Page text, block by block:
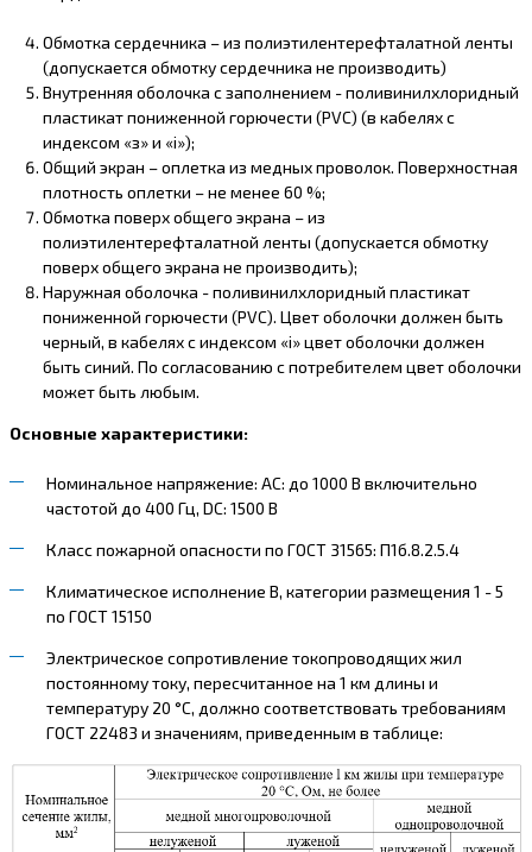
Обмотка сердечника – из полиэтилентерефталатной ленты
(допускается обмотку сердечника не производить)
Внутренняя оболочка с заполнением - поливинилхлоридный
пластикат пониженной горючести (PVC) (в кабелях с
индексом «з» и «i»);
Общий экран – оплетка из медных проволок. Поверхностная
плотность оплетки – не менее 60 %;
Обмотка поверх общего экрана – из
полиэтилентерефталатной ленты (допускается обмотку
поверх общего экрана не производить);
Наружная оболочка - поливинилхлоридный пластикат
пониженной горючести (PVC). Цвет оболочки должен быть
черный, в кабелях с индексом «i» цвет оболочки должен
быть синий. По согласованию с потребителем цвет оболочки
может быть любым.
Основные характеристики:
Номинальное напряжение: AC: до 1000 В включительно
частотой до 400 Гц, DC: 1500 В
Класс пожарной опасности по ГОСТ 31565: П1б.8.2.5.4
Климатическое исполнение В, категории размещения 1 - 5
по ГОСТ 15150
Электрическое сопротивление токопроводящих жил
постоянному току, пересчитанное на 1 км длины и
температуру 20 °С, должно соответствовать требованиям
ГОСТ 22483 и значениям, приведенным в таблице: